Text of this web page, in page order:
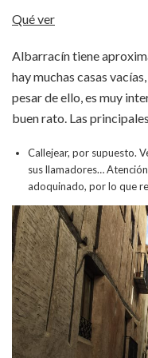
Qué ver
Albarracín tiene
hay muchas casas
pesar de ello, es muy
buen rato. Las
Callejear, por supuesto.
sus llamadores…
adoquinado, por lo que